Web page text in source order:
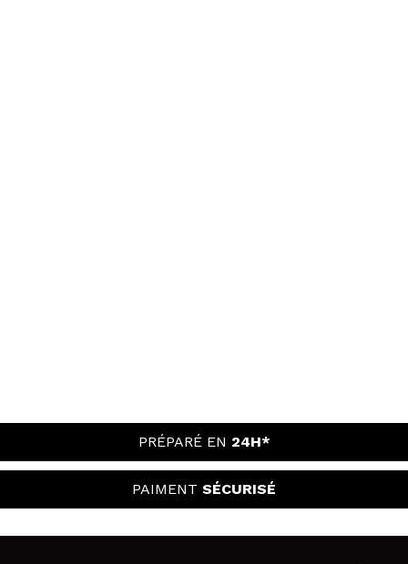
PRÉPARÉ EN 24H*
PAIMENT SÉCURISÉ